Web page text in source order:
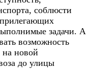
соблюсти
задачи. А
возможность
на новой
до улицы